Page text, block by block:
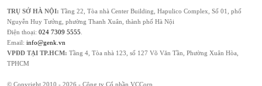
TRỤ SỞ HÀ NỘI: Tầng 22, Tòa nhà Center Building, Hapulico Complex, Số 01, phố
Nguyễn Huy Tưởng, phường Thanh Xuân, thành phố Hà Nội
Điện thoại: 024 7309 5555
Email: info@genk.vn
VPĐD TẠI TP.HCM: Tầng 4, Tòa nhà 123, số 127 Võ Văn Tần, Phường Xuân Hòa,
TPHCM
© Copyright 2010 - 2026 - Công ty Cổ phần VCCorp